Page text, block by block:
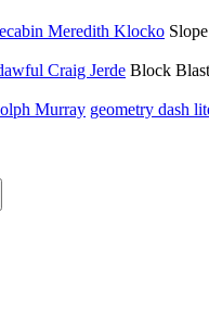
Meredith Klocko
Craig Jerde Block
Murray geometry dash